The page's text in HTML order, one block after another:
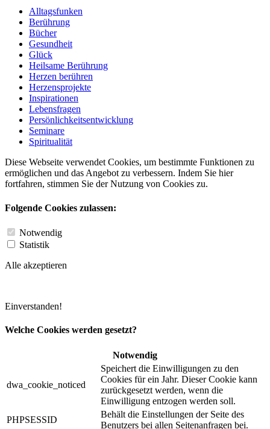
Alltagsfunken
Berührung
Bücher
Gesundheit
Glück
Heilsame Berührung
Herzen berühren
Herzensprojekte
Inspirationen
Lebensfragen
Persönlichkeitsentwicklung
Seminare
Spiritualität
Diese Webseite verwendet Cookies, um bestimmte Funktionen zu
ermöglichen und das Angebot zu verbessern. Indem Sie hier
fortfahren, stimmen Sie der Nutzung von Cookies zu.
Folgende Cookies zulassen:
Notwendig
Statistik
Alle akzeptieren
Einverstanden!
Welche Cookies werden gesetzt?
Notwendig
dwa_cookie_noticed
Speichert die Einwilligungen zu den
Cookies für ein Jahr. Dieser Cookie kann
zurückgesetzt werden, wenn die
Einwilligung entzogen werden soll.
PHPSESSID
Behält die Einstellungen der Seite des
Benutzers bei allen Seitenanfragen bei.